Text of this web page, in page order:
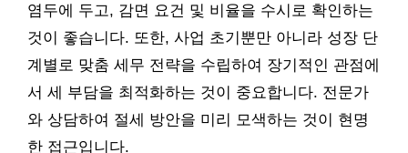
염두에 두고, 감면 요건 및 비율을 수시로 확인하는
것이 좋습니다. 또한, 사업 초기뿐만 아니라 성장 단
계별로 맞춤 세무 전략을 수립하여 장기적인 관점에
서 세 부담을 최적화하는 것이 중요합니다. 전문가
와 상담하여 절세 방안을 미리 모색하는 것이 현명
한 접근입니다.